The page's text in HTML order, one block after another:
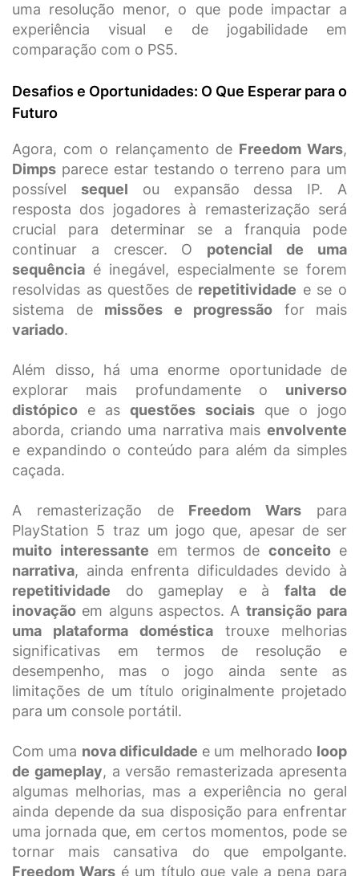
uma resolução menor, o que pode impactar a
experiência visual e de jogabilidade em
comparação com o PS5.
Desafios e Oportunidades: O Que Esperar para o
Futuro
Agora, com o relançamento de Freedom Wars,
Dimps parece estar testando o terreno para um
possível sequel ou expansão dessa IP. A
resposta dos jogadores à remasterização será
crucial para determinar se a franquia pode
continuar a crescer. O potencial de uma
sequência é inegável, especialmente se forem
resolvidas as questões de repetitividade e se o
sistema de missões e progressão for mais
variado.
Além disso, há uma enorme oportunidade de
explorar mais profundamente o universo
distópico e asquestões sociaisque o jogo
aborda, criando uma narrativa mais envolvente
e expandindo o conteúdo para além da simples
caçada.
A remasterização de Freedom Wars para
PlayStation 5 traz um jogo que, apesar de ser
muito interessante em termos de conceitoe
narrativa, ainda enfrenta dificuldades devido à
repetitividade do gameplay e à falta de
inovação em alguns aspectos. A transição para
uma plataforma doméstica trouxe melhorias
significativas em termos de resolução e
desempenho, mas o jogo ainda sente as
limitações de um título originalmente projetado
para um console portátil.
Com uma nova dificuldade e um melhorado loop
de gameplay, a versão remasterizada apresenta
algumas melhorias, mas a experiência no geral
ainda depende da sua disposição para enfrentar
uma jornada que, em certos momentos, pode se
tornar mais cansativa do que empolgante.
Freedom Warsé um título que vale a pena para